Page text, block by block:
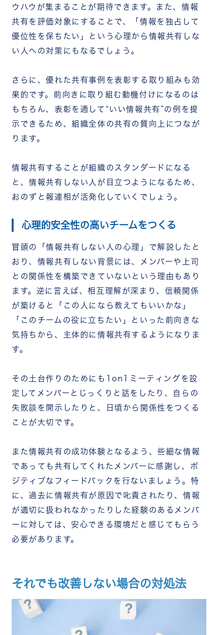
ウハウが集まることが期待できます。また、情報
共有を評価対象にすることで、「情報を独占して
優位性を保ちたい」という心理から情報共有しな
い人への対策にもなるでしょう。
さらに、優れた共有事例を表彰する取り組みも効
果的です。前向きに取り組む動機付けになるのは
もちろん、表彰を通して“いい情報共有”の例を提
示できるため、組織全体の共有の質向上につなが
ります。
情報共有することが組織のスタンダードになる
と、情報共有しない人が目立つようになるため、
おのずと報連相が活発化していくでしょう。
心理的安全性の高いチームをつくる
冒頭の「情報共有しない人の心理」で解説したと
おり、情報共有しない背景には、メンバーや上司
との関係性を構築できていないという理由もあり
ます。逆に言えば、相互理解が深まり、信頼関係
が築けると「この人になら教えてもいいかな」
「このチームの役に立ちたい」といった前向きな
気持ちから、主体的に情報共有するようになりま
す。
その土台作りのためにも1on1ミーティングを設
定してメンバーとじっくりと話をしたり、自らの
失敗談を開示したりと、日頃から関係性をつくる
ことが大切です。
また情報共有の成功体験となるよう、些細な情報
であっても共有してくれたメンバーに感謝し、ポ
ジティブなフィードバックを行ないましょう。特
に、過去に情報共有が原因で叱責されたり、情報
が適切に扱われなかったりした経験のあるメンバ
ーに対しては、安心できる環境だと感じてもらう
必要があります。
それでも改善しない場合の対処法